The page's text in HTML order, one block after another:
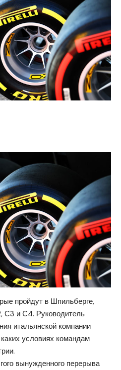
пройдут в Шпильберге,
С3 и С4. Руководитель
итальянской компании
условиях командам
вынужденного перерыва